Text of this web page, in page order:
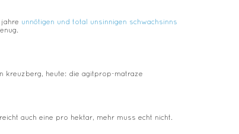
jahre unnötigen und total unsinnigen schwachsinns
kreuzberg, heute: die agitprop-matraze
reicht auch eine pro hektar, mehr muss echt nicht.